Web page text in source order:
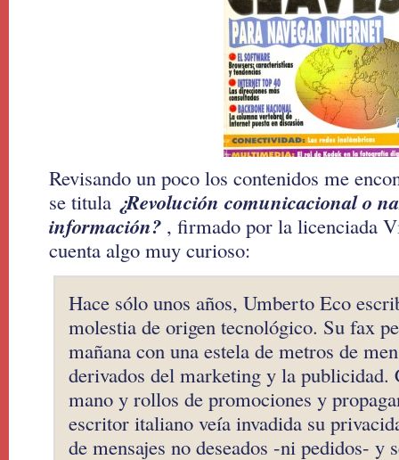
Revisando un poco los contenidos me
se titula ¿Revolución comunicacional o
información? , firmado por la licenciada
cuenta algo muy curioso:
Hace sólo unos años, Umberto Eco
molestia de origen tecnológico. Su fax
mañana con una estela de metros de
derivados del marketing y la publicidad.
mano y rollos de promociones y
escritor italiano veía invadida su
de mensajes no deseados -ni pedidos- y